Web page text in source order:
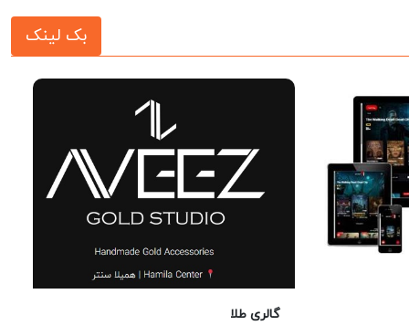
بک لینک
گالری طلا